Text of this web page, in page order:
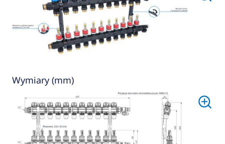
Wymiary (mm)